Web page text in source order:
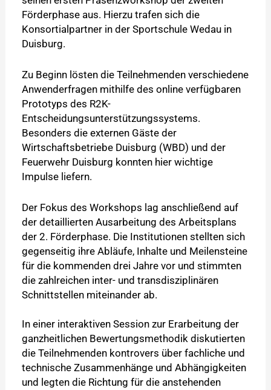
Förderphase aus. Hierzu trafen sich die
Konsortialpartner in der Sportschule Wedau in
Duisburg.
Zu Beginn lösten die Teilnehmenden verschiedene
Anwenderfragen mithilfe des online verfügbaren
Prototyps des R2K-
Entscheidungsunterstützungssystems.
Besonders die externen Gäste der
Wirtschaftsbetriebe Duisburg (WBD) und der
Feuerwehr Duisburg konnten hier wichtige
Impulse liefern.
Der Fokus des Workshops lag anschließend auf
der detaillierten Ausarbeitung des Arbeitsplans
der 2. Förderphase. Die Institutionen stellten sich
gegenseitig ihre Abläufe, Inhalte und Meilensteine
für die kommenden drei Jahre vor und stimmten
die zahlreichen inter- und transdisziplinären
Schnittstellen miteinander ab.
In einer interaktiven Session zur Erarbeitung der
ganzheitlichen Bewertungsmethodik diskutierten
die Teilnehmenden kontrovers über fachliche und
technische Zusammenhänge und Abhängigkeiten
und legten die Richtung für die anstehenden